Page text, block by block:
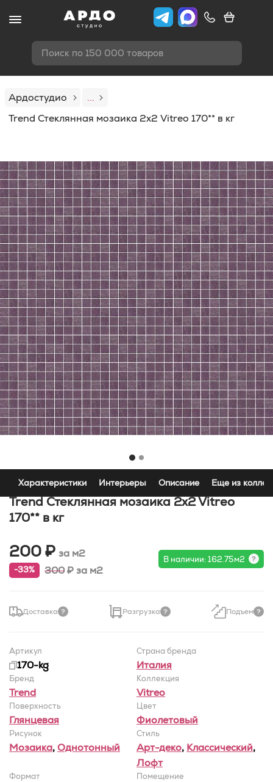
Поиск по 150 000 товаров
Ардостудио
...
Trend Стеклянная мозаика 2x2 Vitreo 170** в кг
Характеристики Интерьеры Описание Еще из
Trend Стеклянная мозаика 2x2 Vitreo
170** в кг
200 ₽ за м2
-33% 300₽за м2
В наличии: 162.75м2
Доставка Разгрузка Подъем
Артикул
170-kg
Страна бренда
Италия
Бренд
Trend
Коллекция
Vitreo
Поверхность
Глянцевая
Цвет
Фиолетовый
Рисунок
Мозаика,Однотонный
Стиль
Арт-деко, Классический,
Лофт
Формат Помещение